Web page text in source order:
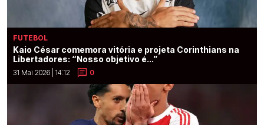
FUTEBOL
Kaio César comemora vitória e projeta Corinthians na
Libertadores: “Nosso objetivo é...”
31 Mai 2026 | 14:12 0